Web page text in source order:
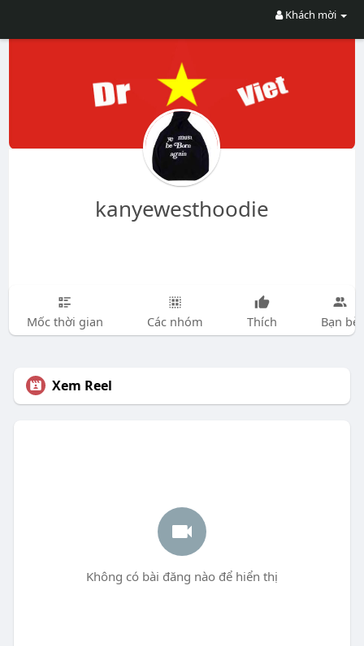
Khách mời
kanyewesthoodie
Mốc thời gian Các nhóm Thích Bạn bè
Xem Reel
Không có bài đăng nào để hiển thị